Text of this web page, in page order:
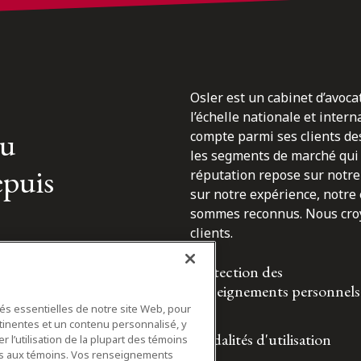
Osler est un cabinet
l’échelle nationale et
compte parmi ses clients
les segments de marché
réputation repose sur notre
sur notre expérience,
sommes reconnus. Nous
clients.
Protection des
renseignements personnels
Modalités d'utilisation
essentielles de notre site Web, pour
et un contenu personnalisé, y
l’utilisation de la plupart des témoins
témoins. Vos renseignements